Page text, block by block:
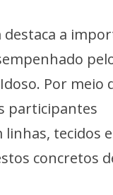
a
Por meio
participantes
tecidos
concretos